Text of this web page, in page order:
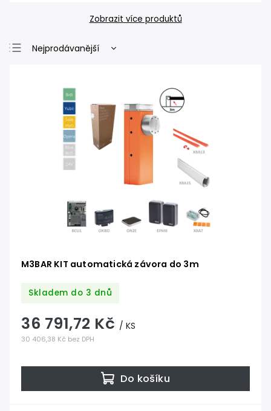
Zobrazit více produktů
Nejprodávanější
Nejdražší
Abecedně
M3BAR KIT automatická závora do 3m
Skladem do 3 dnů
30 406,38 Kč bez DPH
36 791,72 Kč / KS
Do košíku